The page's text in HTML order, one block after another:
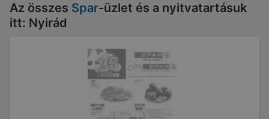
Az összes Spar-üzlet és a nyitvatartásuk
itt: Nyirád